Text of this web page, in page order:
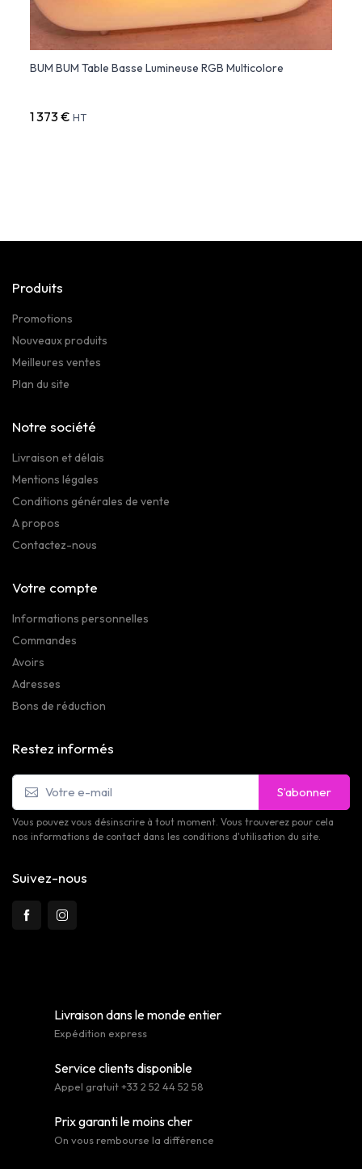
BUM BUM Table Basse Lumineuse RGB Multicolore
1 373 € HT
Produits
Promotions
Nouveaux produits
Meilleures ventes
Plan du site
Notre société
Livraison et délais
Mentions légales
Conditions générales de vente
A propos
Contactez-nous
Votre compte
Informations personnelles
Commandes
Avoirs
Adresses
Bons de réduction
Restez informés
S’abonner
Vous pouvez vous désinscrire à tout moment. Vous trouverez pour cela
nos informations de contact dans les conditions d'utilisation du site.
Suivez-nous
Livraison dans le monde entier
Expédition express
Service clients disponible
Appel gratuit +33 2 52 44 52 58
Prix garanti le moins cher
On vous rembourse la différence